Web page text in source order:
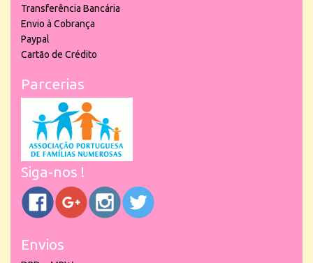
Transferência Bancária
Envio à Cobrança
Paypal
Cartão de Crédito
Parcerias
Siga-nos !
Envios